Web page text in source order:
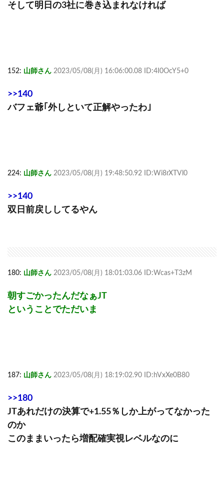
そして明日の3社に巻き込まれなければ
152: 山師さん 2023/05/08(月) 16:06:00.08 ID:4I0OcY5+0
>>140
バフェ爺｢外しといて正解やったわ｣
224: 山師さん 2023/05/08(月) 19:48:50.92 ID:Wi8rXTVl0
>>140
双日前戻ししてるやん
180: 山師さん 2023/05/08(月) 18:01:03.06 ID:Wcas+T3zM
朝すごかったんだなぁJT
ということでただいま
187: 山師さん 2023/05/08(月) 18:19:02.90 ID:hVxXe0B80
>>180
JTあれだけの決算で+1.55％しか上がってなかった
のか
このままいったら増配確実視レベルなのに